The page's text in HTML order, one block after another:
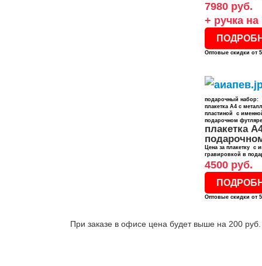
7980 руб.
+ ручка
Оптовые скидки от
подарочный набор:
плакетка А4 с
пластиной с
подарочном футляре
плакетка
Цена за плакетку с
гравировкой в
4500 руб.
Оптовые скидки от
При заказе в офисе цена будет выше на 200